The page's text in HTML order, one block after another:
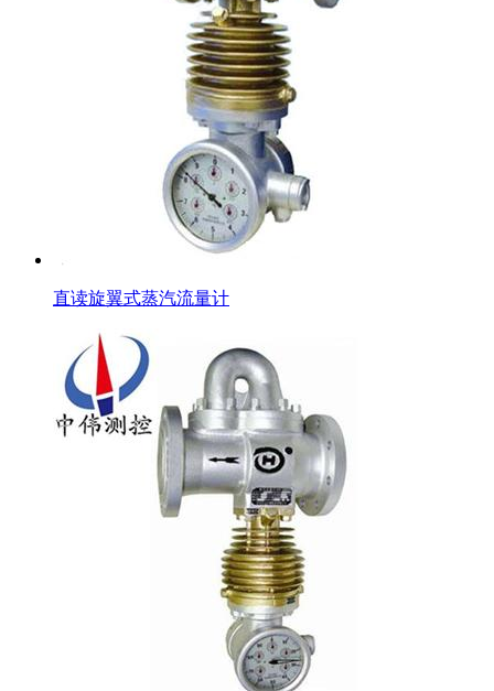
直读旋翼式蒸汽流量计